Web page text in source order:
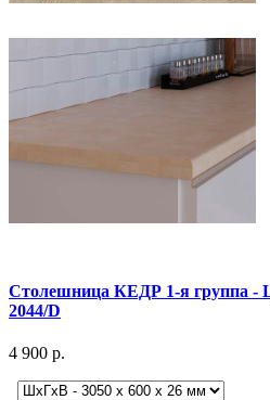
Столешница КЕДР 1-я группа -
2044/D
4 900 р.